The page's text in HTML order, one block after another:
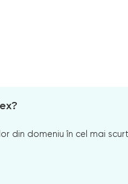
din domeniu în cel mai